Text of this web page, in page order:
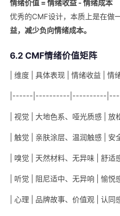
情绪价值 = 情绪收益 - 情绪成本
优秀的CMF设计，本质上是在做
益，减少负向情绪成本。
6.2 CMF情绪价值矩阵
| 维度 | 具体表现 | 情绪收益 | 情
|------|----------|----------
| 视觉 | 大地色系、哑光质感 | 放
| 触觉 | 亲肤涂层、温润触感 | 安
| 嗅觉 | 天然材料、无异味 | 舒适
| 听觉 | 阻尼适中、无异响 | 愉悦
| 心理 | 品牌故事、价值观 | 认同